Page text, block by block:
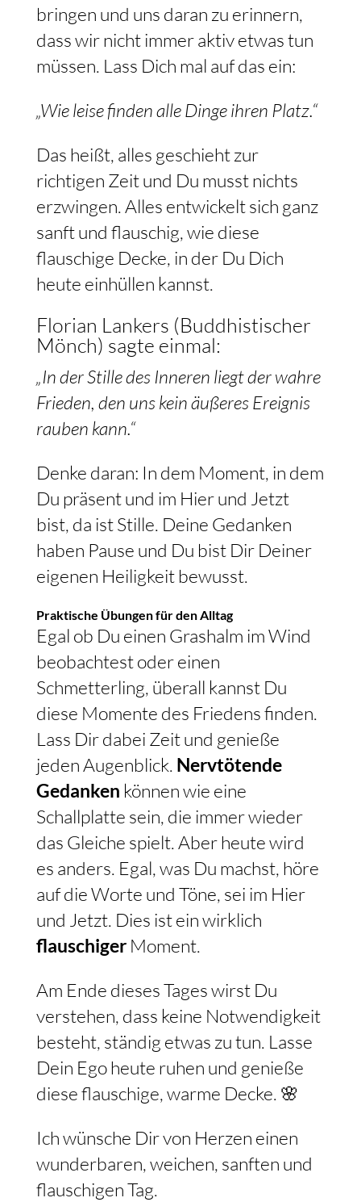
bringen und uns daran zu erinnern,
dass wir nicht immer aktiv etwas tun
müssen. Lass Dich mal auf das ein:
„Wie leise finden alle Dinge ihren Platz.“
Das heißt, alles geschieht zur
richtigen Zeit und Du musst nichts
erzwingen. Alles entwickelt sich ganz
sanft und flauschig, wie diese
flauschige Decke, in der Du Dich
heute einhüllen kannst.
Florian Lankers (Buddhistischer
Mönch) sagte einmal:
„In der Stille des Inneren liegt der wahre
Frieden, den uns kein äußeres Ereignis
rauben kann.“
Denke daran: In dem Moment, in dem
Du präsent und im Hier und Jetzt
bist, da ist Stille. Deine Gedanken
haben Pause und Du bist Dir Deiner
eigenen Heiligkeit bewusst.
Praktische Übungen für den Alltag
Egal ob Du einen Grashalm im Wind
beobachtest oder einen
Schmetterling, überall kannst Du
diese Momente des Friedens finden.
Lass Dir dabei Zeit und genieße
jeden Augenblick. Nervtötende
Gedanken können wie eine
Schallplatte sein, die immer wieder
das Gleiche spielt. Aber heute wird
es anders. Egal, was Du machst, höre
auf die Worte und Töne, sei im Hier
und Jetzt. Dies ist ein wirklich
flauschigerMoment.
Am Ende dieses Tages wirst Du
verstehen, dass keine Notwendigkeit
besteht, ständig etwas zu tun. Lasse
Dein Ego heute ruhen und genieße
diese flauschige, warme Decke. 🌸
Ich wünsche Dir von Herzen einen
wunderbaren, weichen, sanften und
flauschigen Tag.